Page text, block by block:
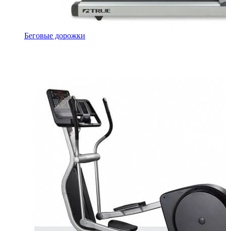
Беговые дорожки